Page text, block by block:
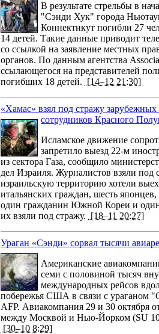
В результате стрельбы в
"Сэнди Хук" города
Коннектикут погибли 27
14 детей. Такие данные приводит
со ссылкой на заявление местных
органов. По данным агентства
ссылающегося на представителей
погибших 18 детей. [14–12 21:30]
«Хамас» взял под стражу
сотрудников Красного
Исламское движение
запретило выезд 22-м
из сектора Газа, сообщило
дел Израиля. Журналистов взяли под
израильскую территорию хотели
итальянских граждан, шесть
один гражданин Южной Кореи и
их взяли под стражу. [18–11 20:27]
Ураган «Сэнди» сорвал тысячи
Американские
семи с половиной тысяч
международных рейсов
побережья США в связи с ураганом
AFP. Авиакомпания 29 и 30 октября
между Москвой и Нью-Йорком (SU
[30–10 8:29]